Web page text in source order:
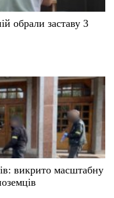
обрали заставу 3
викрито масштабну